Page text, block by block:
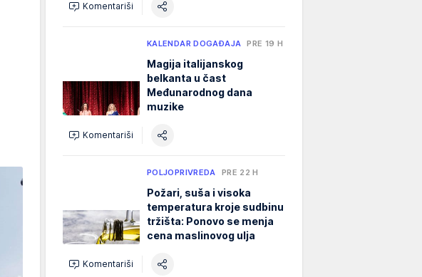
Komentariši
KALENDAR DOGAĐAJA PRE 19 H
Magija italijanskog
belkanta u čast
Međunarodnog dana
muzike
Komentariši
POLJOPRIVREDA PRE 22 H
Požari, suša i visoka
temperatura kroje sudbinu
tržišta: Ponovo se menja
cena maslinovog ulja
Komentariši